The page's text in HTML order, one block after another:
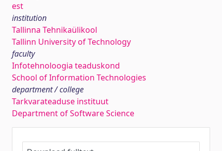
est
institution
Tallinna Tehnikaülikool
Tallinn University of Technology
faculty
Infotehnoloogia teaduskond
School of Information Technologies
department / college
Tarkvarateaduse instituut
Department of Software Science